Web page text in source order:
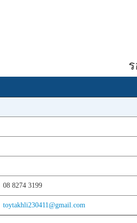
08 8274 3199
toytakhli230411@gmail.com